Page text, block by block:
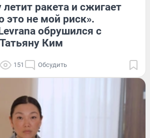
летит ракета и сжигает
это не мой риск».
обрушился с
Ким
151 Обсудить